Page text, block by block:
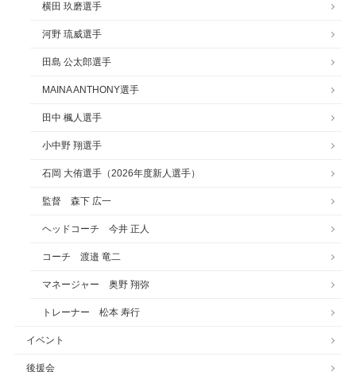
横田 玖磨選手
河野 琉威選手
田島 公太郎選手
MAINA ANTHONY選手
田中 楓人選手
小中野 翔選手
石岡 大侑選手（2026年度新人選手）
監督 森下 広一
ヘッドコーチ 今井 正人
コーチ 渡邉 竜二
マネージャー 奥野 翔弥
トレーナー 松本 寿行
イベント
後援会